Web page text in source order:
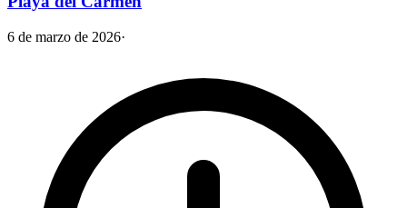
6 de marzo de 2026·